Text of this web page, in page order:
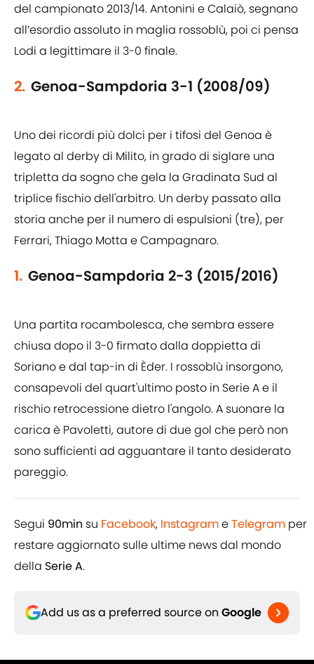
del campionato 2013/14. Antonini e Calaiò, segnano
all’esordio assoluto in maglia rossoblù, poi ci pensa
Lodi a legittimare il 3-0 finale.
2. Genoa-Sampdoria 3-1 (2008/09)
Uno dei ricordi più dolci per i tifosi del Genoa è
legato al derby di Milito, in grado di siglare una
tripletta da sogno che gela la Gradinata Sud al
triplice fischio dell'arbitro. Un derby passato alla
storia anche per il numero di espulsioni (tre), per
Ferrari, Thiago Motta e Campagnaro.
1. Genoa-Sampdoria 2-3 (2015/2016)
Una partita rocambolesca, che sembra essere
chiusa dopo il 3-0 firmato dalla doppietta di
Soriano e dal tap-in di Èder. I rossoblù insorgono,
consapevoli del quart'ultimo posto in Serie A e il
rischio retrocessione dietro l'angolo. A suonare la
carica è Pavoletti, autore di due gol che però non
sono sufficienti ad agguantare il tanto desiderato
pareggio.
Segui 90min su Facebook, InstagrameTelegram per
restare aggiornato sulle ultime news dal mondo
della Serie A.
Add us as a preferred source on Google